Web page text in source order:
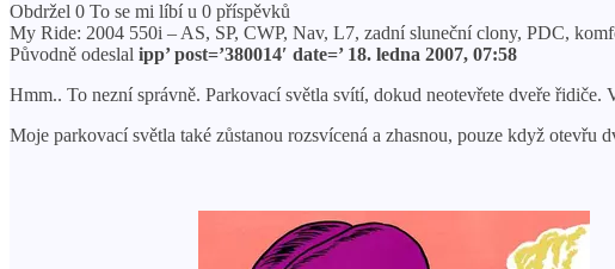
Obdržel 0 To se mi líbí u 0 příspěvků
My Ride: 2004 550i – AS, SP, CWP, Nav, L7, zadní sluneční clony, PDC,
Původně odeslal ipp’ post=’380014′ date=’ 18. ledna 2007, 07:58
Hmm.. To nezní správně. Parkovací světla svítí, dokud neotevřete dveře
Moje parkovací světla také zůstanou rozsvícená a zhasnou, pouze když otevřu